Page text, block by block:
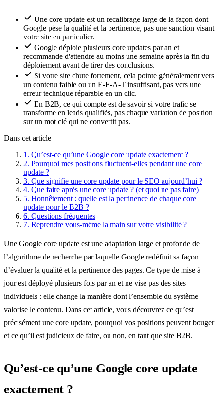
Une core update est un recalibrage large de la façon dont
Google pèse la qualité et la pertinence, pas une sanction visant
votre site en particulier.
Google déploie plusieurs core updates par an et
recommande d'attendre au moins une semaine après la fin du
déploiement avant de tirer des conclusions.
Si votre site chute fortement, cela pointe généralement vers
un contenu faible ou un E-E-A-T insuffisant, pas vers une
erreur technique réparable en un clic.
En B2B, ce qui compte est de savoir si votre trafic se
transforme en leads qualifiés, pas chaque variation de position
sur un mot clé qui ne convertit pas.
Dans cet article
1. Qu’est-ce qu’une Google core update exactement ?
2. Pourquoi mes positions fluctuent-elles pendant une core
update ?
3. Que signifie une core update pour le SEO aujourd’hui ?
4. Que faire après une core update ? (et quoi ne pas faire)
5. Honnêtement : quelle est la pertinence de chaque core
update pour le B2B ?
6. Questions fréquentes
7. Reprendre vous-même la main sur votre visibilité ?
Une Google core update est une adaptation large et profonde de
l’algorithme de recherche par laquelle Google redéfinit sa façon
d’évaluer la qualité et la pertinence des pages. Ce type de mise à
jour est déployé plusieurs fois par an et ne vise pas des sites
individuels : elle change la manière dont l’ensemble du système
valorise le contenu. Dans cet article, vous découvrez ce qu’est
précisément une core update, pourquoi vos positions peuvent bouger
et ce qu’il est judicieux de faire, ou non, en tant que site B2B.
Qu’est-ce qu’une Google core update
exactement ?